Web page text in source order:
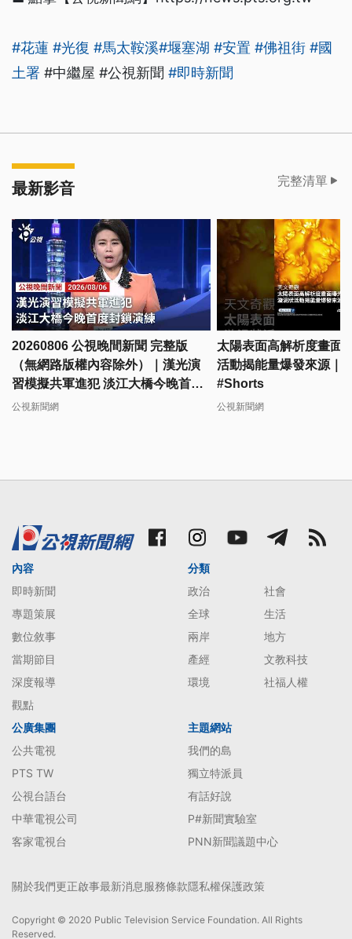
#花蓮 #光復 #馬太鞍溪#堰塞湖 #安置 #佛祖街 #國
土署 #中繼屋 #公視新聞 #即時新聞
最新影音 完整清單
20260806 公視晚間新聞 完整版
（無網路版權內容除外）｜漢光演
習模擬共軍進犯 淡江大橋今晚首度
封鎖演練
公視新聞網
太陽表面高解析度畫面
活動揭能量爆發來源｜
#Shorts
公視新聞網
內容
即時新聞
專題策展
數位敘事
當期節目
深度報導
觀點
分類
政治
社會
全球
生活
兩岸
地方
產經
文教科技
環境
社福人權
公廣集團
公共電視
PTS TW
公視台語台
中華電視公司
客家電視台
主題網站
我們的島
獨立特派員
有話好說
P#新聞實驗室
PNN新聞議題中心
關於我們更正啟事最新消息服務條款隱私權保護政策
Copyright © 2020 Public Television Service Foundation. All Rights
Reserved.